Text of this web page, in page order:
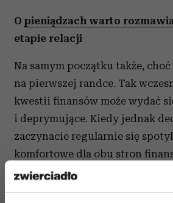
O pieniądzach warto
etapie relacji
Na samym początku także,
na pierwszej randce. Tak
kwestii finansów może wydać
i deprymujące. Kiedy jednak
zaczynacie regularnie się
komfortowe dla obu stron
Jeśli tego nie zrobicie, mogą